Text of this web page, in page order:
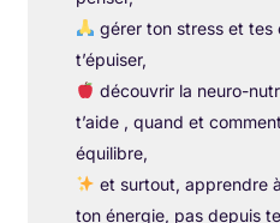
gérer ton stress et tes
t’épuiser,
découvrir la neuro-
t’aide , quand et
équilibre,
et surtout, apprendre
ton énergie, pas depuis